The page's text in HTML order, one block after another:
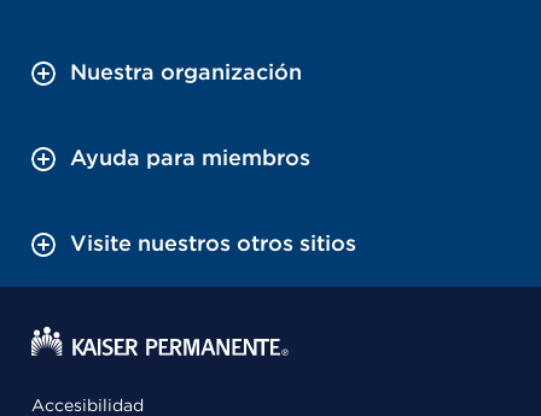
Nuestra organización
Ayuda para miembros
Visite nuestros otros sitios
Accesibilidad